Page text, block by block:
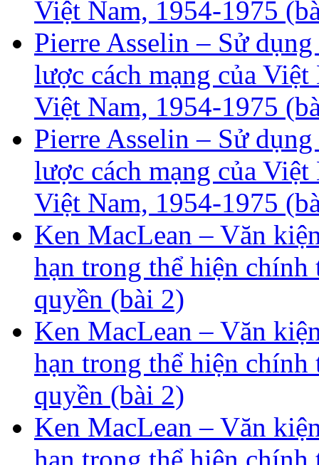
Việt Nam, 1954-1975
Pierre Asselin – Sử
lược cách mạng của
Việt Nam, 1954-1975
Pierre Asselin – Sử
lược cách mạng của
Việt Nam, 1954-1975
Ken MacLean – Văn
hạn trong thể hiện
quyền (bài 2)
Ken MacLean – Văn
hạn trong thể hiện
quyền (bài 2)
Ken MacLean – Văn